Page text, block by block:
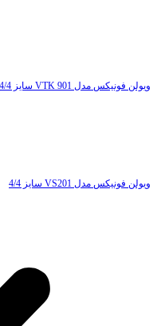
ویولن فونیکس مدل VTK 901 سایز 4/4
ویولن فونیکس مدل VS201 سایز 4/4